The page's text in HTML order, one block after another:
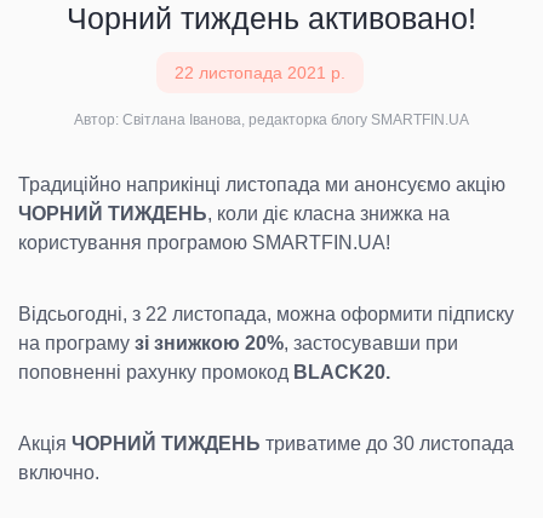
Чорний тиждень активовано!
22 листопада 2021 р.
Автор: Світлана Іванова, редакторка блогу SMARTFIN.UA
Традиційно наприкінці листопада ми анонсуємо акцію
ЧОРНИЙ ТИЖДЕНЬ, коли діє класна знижка на
користування програмою SMARTFIN.UA!
Відсьогодні, з 22 листопада, можна оформити підписку
на програму зі знижкою 20%, застосувавши при
поповненні рахунку промокод BLACK20.
Акція ЧОРНИЙ ТИЖДЕНЬ триватиме до 30 листопада
включно.